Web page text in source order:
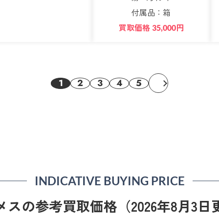
付属品：箱
買取価格 35,000円
1 2 3 4 5
INDICATIVE BUYING PRICE
スの参考買取価格（2026年8月3日